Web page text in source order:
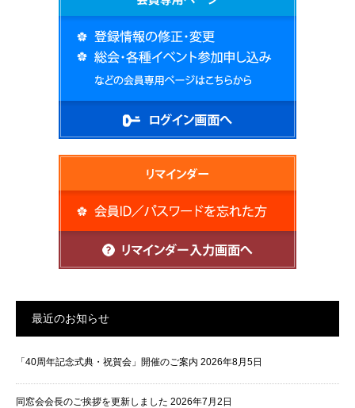
最近のお知らせ
「40周年記念式典・祝賀会」開催のご案内 2026年8月5日
同窓会会長のご挨拶を更新しました 2026年7月2日